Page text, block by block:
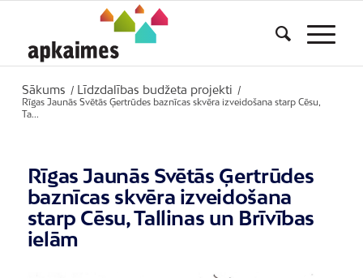
Sākums / Līdzdalības budžeta projekti
/
Rīgas Jaunās Svētās Ģertrūdes baznīcas skvēra izveidošana starp Cēsu,
Ta...
Rīgas Jaunās Svētās Ģertrūdes
baznīcas skvēra izveidošana
starp Cēsu, Tallinas un Brīvības
ielām